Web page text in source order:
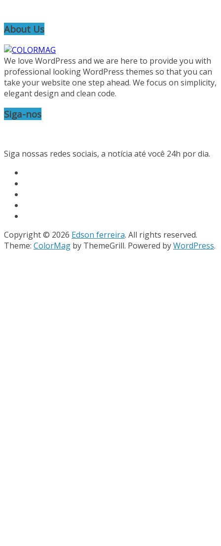
About Us
We love WordPress and we are here to provide you with
professional looking WordPress themes so that you can
take your website one step ahead. We focus on simplicity,
elegant design and clean code.
Siga-nos
Siga nossas redes sociais, a notícia até você 24h por dia.
Copyright © 2026 Edson ferreira. All rights reserved.
Theme: ColorMag by ThemeGrill. Powered byWordPress.